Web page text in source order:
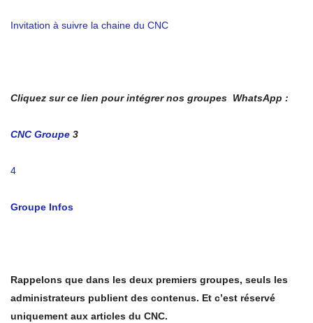
Invitation à suivre la chaine du CNC
Cliquez sur ce lien pour intégrer nos groupes WhatsApp :
CNC Groupe 3
4
Groupe Infos
Rappelons que dans les deux premiers groupes, seuls les
administrateurs publient des contenus. Et c’est réservé
uniquement aux articles du CNC.